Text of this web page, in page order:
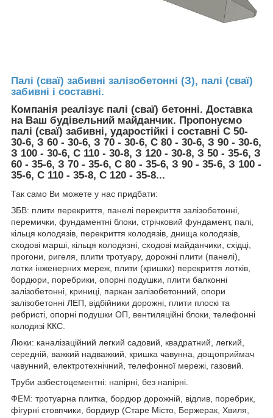
Палі (сваї) забивні залізобетонні (З), палі (сваї)
забивні і составні.
Компанія реалізує палі (сваї) бетонні. Доставка
на Ваш будівельний майданчик. Пропонуємо
палі (сваї) забивні, ударостійкі і составні С 50-
30-6, З 60 - 30-6, З 70 - 30-6, С 80 - 30-6, З 90 - 30-6,
З 100 - 30-6, С 110 - 30-8, З 120 - 30-8, З 50 - 35-6, З
60 - 35-6, З 70 - 35-6, С 80 - 35-6, З 90 - 35-6, З 100 -
35-6, С 110 - 35-8, С 120 - 35-8...
Так само Ви можете у нас придбати:
ЗБВ: плити перекриття, панелі перекриття залізобетонні,
перемички, фундаментні блоки, стрічковий фундамент, палі,
кільця колодязів, перекриття колодязів, днища колодязів,
сходові марші, кільця колодязні, сходові майданчики, східці,
прогони, ригеля, плити тротуару, дорожні плити (панелі),
лотки інженерних мереж, плити (кришки) перекриття лотків,
бордюри, поребрики, опорні подушки, плити балконні
залізобетонні, криниці, паркан залізобетонний, опори
залізобетонні ЛЕП, відбійники дорожні, плити плоскі та
ребристі, опорні подушки ОП, вентиляційні блоки, телефонні
колодязі ККС.
Люки: каналізаційний легкий садовий, квадратний, легкий,
середній, важкий надважкий, кришка чавунна, дощоприймач
чавунний, електротехнічний, телефонної мережі, газовий.
Труби азбестоцементні: напірні, без напірні.
ФЕМ: тротуарна плитка, бордюр дорожній, відлив, поребрик,
фігурні стовпчики, бордиур (Старе Місто, Бержерак, Хвиля,